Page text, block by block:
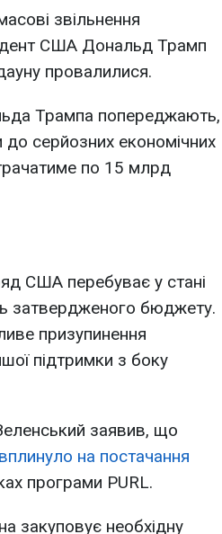
звільнення
США Дональд Трамп
провалилися.
Трампа попереджають,
серйозних економічних
по 15 млрд
США перебуває у стані
затвердженого бюджету.
призупинення
підтримки з боку
заявив, що
на постачання
програми PURL.
закуповує необхідну